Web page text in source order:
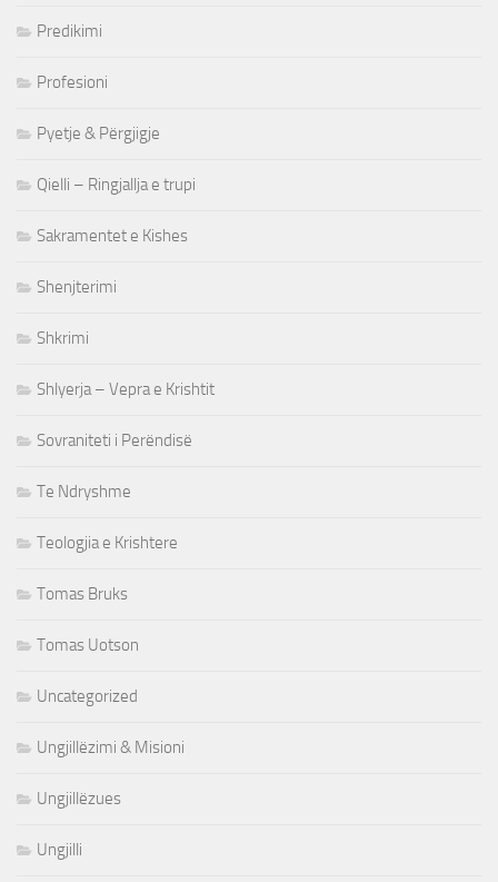
Predikimi
Profesioni
Pyetje & Përgjigje
Qielli – Ringjallja e trupi
Sakramentet e Kishes
Shenjterimi
Shkrimi
Shlyerja – Vepra e Krishtit
Sovraniteti i Perëndisë
Te Ndryshme
Teologjia e Krishtere
Tomas Bruks
Tomas Uotson
Uncategorized
Ungjillëzimi & Misioni
Ungjillëzues
Ungjilli